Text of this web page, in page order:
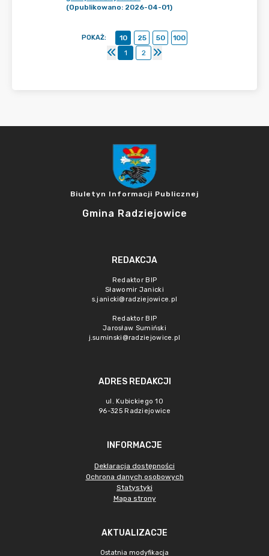
(Opublikowano: 2026-04-01)
POKAŻ: 10 25 50
100
1
2
Biuletyn Informacji Publicznej
Gmina Radziejowice
REDAKCJA
Redaktor BIP
Sławomir Janicki
s.janicki@radziejowice.pl
Redaktor BIP
Jarosław Sumiński
j.suminski@radziejowice.pl
ADRES REDAKCJI
ul. Kubickiego 10
96-325 Radziejowice
INFORMACJE
Deklaracja dostępności
Ochrona danych osobowych
Statystyki
Mapa strony
AKTUALIZACJE
Ostatnia modyfikacja